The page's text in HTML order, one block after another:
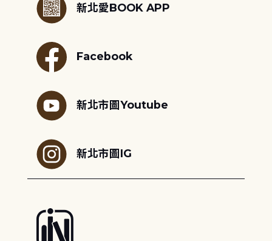
新北愛BOOK APP
Facebook
新北市圖Youtube
新北市圖IG